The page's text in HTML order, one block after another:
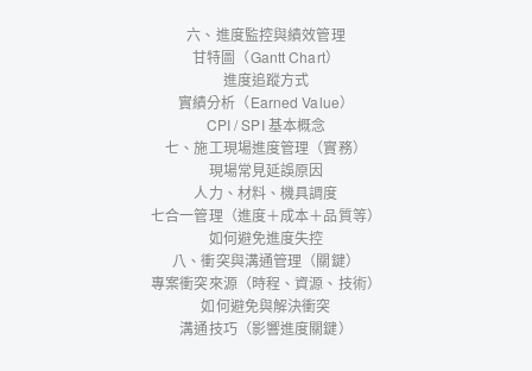
六、進度監控與績效管理
甘特圖（Gantt Chart）
進度追蹤方式
實績分析（Earned Value）
CPI / SPI 基本概念
七、施工現場進度管理（實務）
現場常見延誤原因
人力、材料、機具調度
七合一管理（進度＋成本＋品質等）
如何避免進度失控
八、衝突與溝通管理（關鍵）
專案衝突來源（時程、資源、技術）
如何避免與解決衝突
溝通技巧（影響進度關鍵）